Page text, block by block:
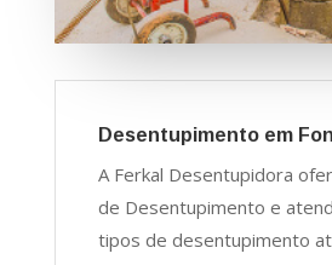
Desentupimento em
A Ferkal Desentupidora
de Desentupimento e
tipos de desentupimento